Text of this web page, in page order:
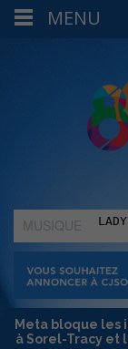
MUSIQUE
:
Meta bloque les
à Sorel-Tracy et
MENU